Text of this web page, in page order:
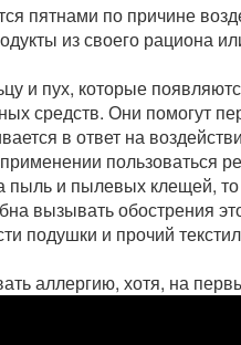
пятнами по причине
из своего рациона
и пух, которые
средств. Они помогут
в ответ на
пользоваться
пыль и пылевых клещей,
вызывать обострения
подушки и прочий
аллергию, хотя, на